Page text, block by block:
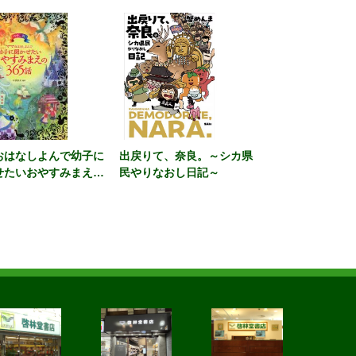
はなしよんで幼子に
たいおやすみまえの
出戻りて、奈良。～シカ県
民やりなおし日記～